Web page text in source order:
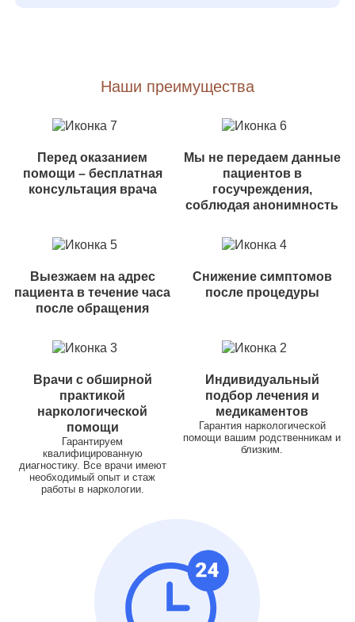
Наши преимущества
Перед оказанием
помощи – бесплатная
консультация врача
Мы не передаем данные
пациентов в
госучреждения,
соблюдая анонимность
Выезжаем на адрес
пациента в течение часа
после обращения
Снижение симптомов
после процедуры
Врачи с обширной
практикой
наркологической
помощи
Гарантируем
квалифицированную
диагностику. Все врачи имеют
необходимый опыт и стаж
работы в наркологии.
Индивидуальный
подбор лечения и
медикаментов
Гарантия наркологической
помощи вашим родственникам и
близким.